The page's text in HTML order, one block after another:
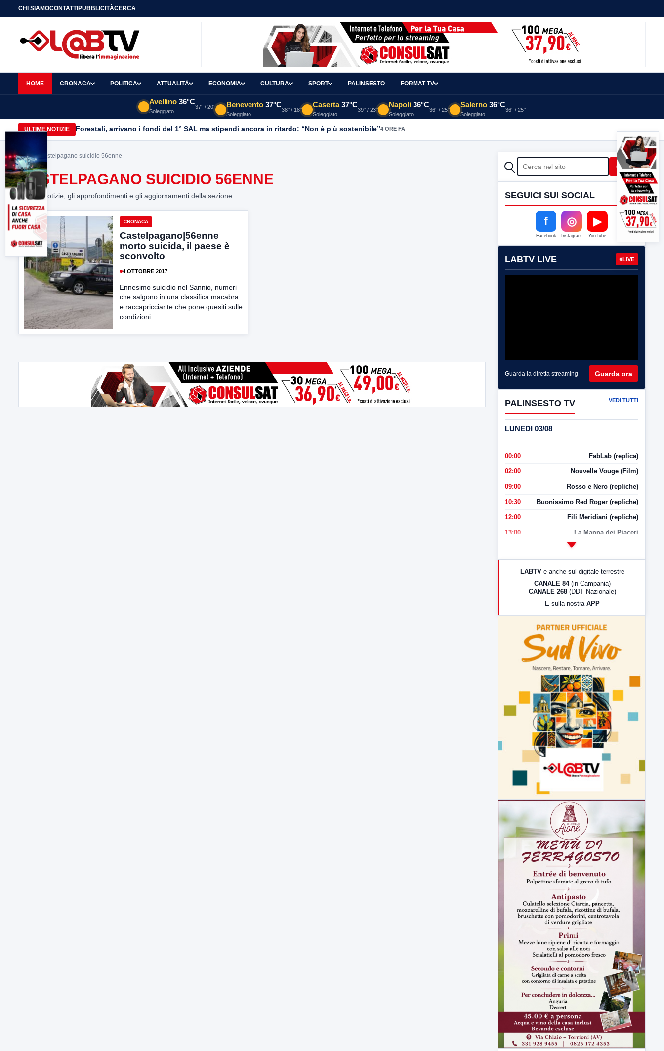
CHI SIAMOCONTATTIPUBBLICITÀCERCA
HOME CRONACA POLITICA ATTUALITÀ ECONOMIA CULTURA SPORT PALINSESTO FORMAT TV
Avellino 36°C
Soleggiato
37° / 20° Benevento 37°C
Soleggiato
38° / 18°
Caserta 37°C
Soleggiato
39° / 23°
Napoli 36°C
Soleggiato
36° / 25°
Salerno 36°C
Soleggiato
36° / 25°
ULTIME NOTIZIE Forestali, arrivano i fondi del 1° SAL ma stipendi ancora in ritardo: “Non è più sostenibile”4 ORE FA
Home> castelpagano suicidio 56enne
CASTELPAGANO SUICIDIO 56ENNE
Tutte le notizie, gli approfondimenti e gli aggiornamenti della sezione.
CRONACA
Castelpagano|56enne
morto suicida, il paese è
sconvolto
4 OTTOBRE 2017
Ennesimo suicidio nel Sannio, numeri
che salgono in una classifica macabra
e raccapricciante che pone quesiti sulle
condizioni...
CERCA Cerca
SEGUICI SUI SOCIAL
f
Facebook
◎
Instagram
▶
YouTube
LABTV LIVE LIVE
Guarda la diretta streaming Guarda ora
PALINSESTO TV VEDI TUTTI
LUNEDI 03/08
00:00 FabLab (replica)
02:00 Nouvelle Vouge (Film)
09:00 Rosso e Nero (repliche)
10:30 Buonissimo Red Roger (repliche)
12:00 Fili Meridiani (repliche)
13:00 La Mappa dei Piaceri
LabNews (Diretta)
LabNews (replica)
LABTV e anche sul digitale terrestre
CANALE 84 (in Campania)
CANALE 268 (DDT Nazionale)
E sulla nostra APP
ULTIMI VIDEO
TUTTI I VIDEO
▶